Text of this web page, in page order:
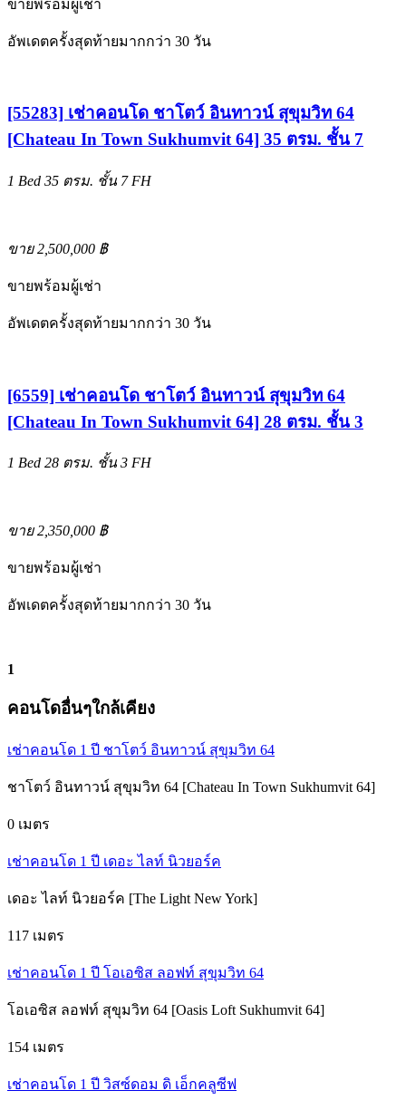
ขายพร้อมผู้เช่า
อัพเดตครั้งสุดท้ายมากกว่า 30 วัน
[55283] เช่าคอนโด ชาโตว์ อินทาวน์ สุขุมวิท 64
[Chateau In Town Sukhumvit 64] 35 ตรม. ชั้น 7
1 Bed 35 ตรม. ชั้น 7 FH
ขาย 2,500,000 ฿
ขายพร้อมผู้เช่า
อัพเดตครั้งสุดท้ายมากกว่า 30 วัน
[6559] เช่าคอนโด ชาโตว์ อินทาวน์ สุขุมวิท 64
[Chateau In Town Sukhumvit 64] 28 ตรม. ชั้น 3
1 Bed 28 ตรม. ชั้น 3 FH
ขาย 2,350,000 ฿
ขายพร้อมผู้เช่า
อัพเดตครั้งสุดท้ายมากกว่า 30 วัน
1
คอนโดอื่นๆใกล้เคียง
เช่าคอนโด 1 ปี ชาโตว์ อินทาวน์ สุขุมวิท 64
ชาโตว์ อินทาวน์ สุขุมวิท 64 [Chateau In Town Sukhumvit 64]
0 เมตร
เช่าคอนโด 1 ปี เดอะ ไลท์ นิวยอร์ค
เดอะ ไลท์ นิวยอร์ค [The Light New York]
117 เมตร
เช่าคอนโด 1 ปี โอเอซิส ลอฟท์ สุขุมวิท 64
โอเอซิส ลอฟท์ สุขุมวิท 64 [Oasis Loft Sukhumvit 64]
154 เมตร
เช่าคอนโด 1 ปี วิสซ์ดอม ดิ เอ็กคลูซีฟ